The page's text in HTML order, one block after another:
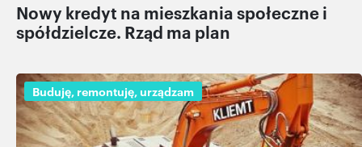
Nowy kredyt na mieszkania społeczne i
spółdzielcze. Rząd ma plan
Buduję, remontuję, urządzam